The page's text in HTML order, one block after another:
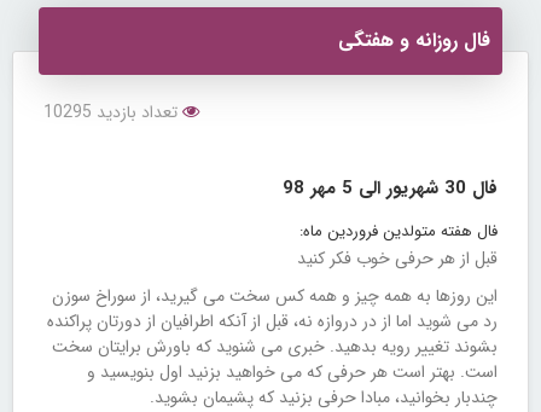
فال روزانه و هفتگی
تعداد بازدید 10295
فال 30 شهریور الی 5 مهر 98
فال هفته متولدین فروردین ماه:
قبل از هر حرفی خوب فکر کنید
این روزها به همه چیز و همه کس سخت می گیرید، از سوراخ سوزن
رد می شوید اما از در دروازه نه، قبل از آنکه اطرافیان از دورتان پراکنده
بشوند تغییر رویه بدهید. خبری می شنوید که باورش برایتان سخت
است. بهتر است هر حرفی که می خواهید بزنید اول بنویسید و
چندبار بخوانید، مبادا حرفی بزنید که پشیمان بشوید.